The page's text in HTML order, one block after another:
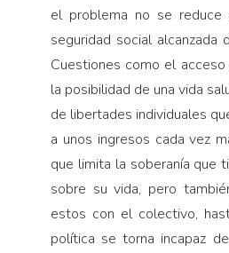
el problema no se
seguridad social alcanzada
Cuestiones como el
la posibilidad de una vida
de libertades individuales
a unos ingresos cada vez
que limita la soberanía que
sobre su vida, pero
estos con el colectivo,
política se torna incapaz